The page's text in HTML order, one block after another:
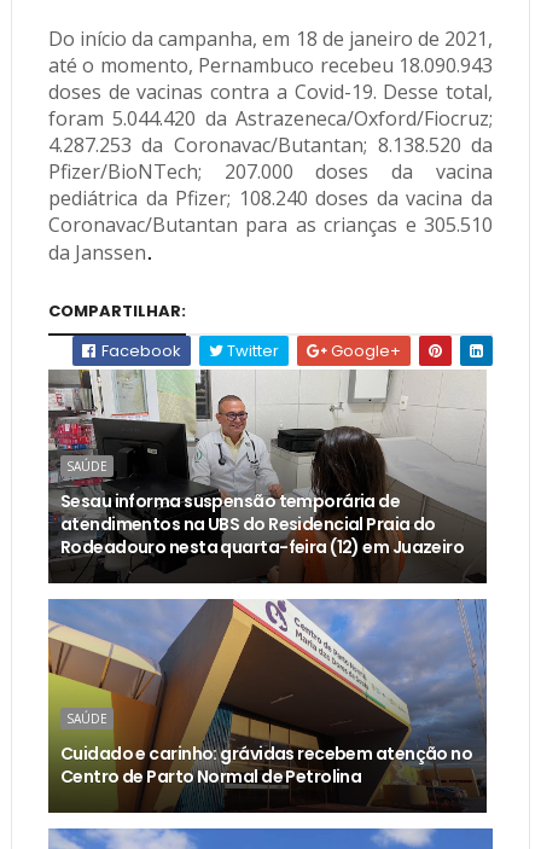
Do início da campanha, em 18 de janeiro de 2021,
até o momento, Pernambuco recebeu 18.090.943
doses de vacinas contra a Covid-19. Desse total,
foram 5.044.420 da Astrazeneca/Oxford/Fiocruz;
4.287.253 da Coronavac/Butantan; 8.138.520 da
Pfizer/BioNTech; 207.000 doses da vacina
pediátrica da Pfizer; 108.240 doses da vacina da
Coronavac/Butantan para as crianças e 305.510
da Janssen
COMPARTILHAR:
Facebook
Twitter Google+
SAÚDE
Sesau informa suspensão temporária de
atendimentos na UBS do Residencial Praia do
Rodeadouro nesta quarta-feira (12) em Juazeiro
SAÚDE
Cuidado e carinho: grávidas recebem atenção no
Centro de Parto Normal de Petrolina